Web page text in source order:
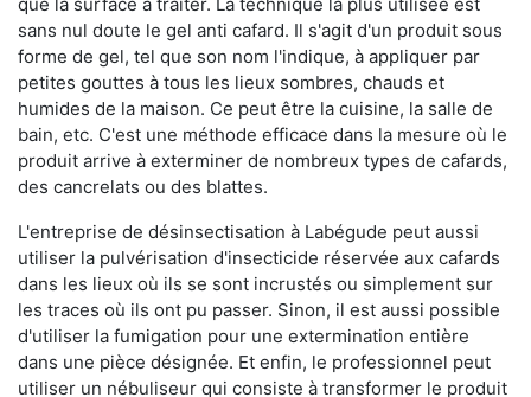
sans nul doute le gel anti cafard. Il s'agit d'un produit sous
forme de gel, tel que son nom l'indique, à appliquer par
petites gouttes à tous les lieux sombres, chauds et
humides de la maison. Ce peut être la cuisine, la salle de
bain, etc. C'est une méthode efficace dans la mesure où le
produit arrive à exterminer de nombreux types de cafards,
des cancrelats ou des blattes.
L'entreprise de désinsectisation à Labégude peut aussi
utiliser la pulvérisation d'insecticide réservée aux cafards
dans les lieux où ils se sont incrustés ou simplement sur
les traces où ils ont pu passer. Sinon, il est aussi possible
d'utiliser la fumigation pour une extermination entière
dans une pièce désignée. Et enfin, le professionnel peut
utiliser un nébuliseur qui consiste à transformer le produit